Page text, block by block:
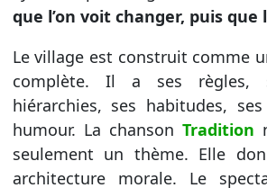
que l’on voit changer, puis
Le village est construit comme
complète. Il a ses règles,
hiérarchies, ses habitudes,
humour. La chanson Tradition
seulement un thème. Elle
architecture morale. Le